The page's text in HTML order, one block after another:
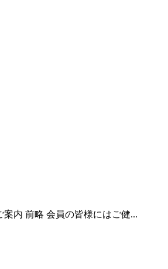
内 前略 会員の皆様にはご健...